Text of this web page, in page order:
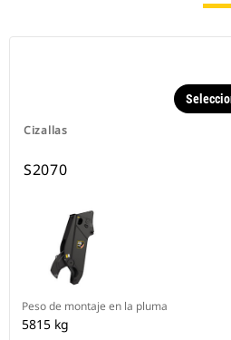
Cizallas
S2070
Peso de montaje en la pluma
5815 kg